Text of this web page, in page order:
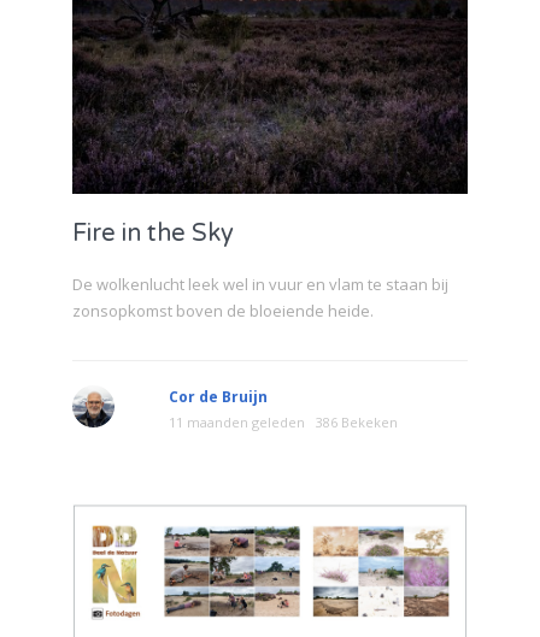
Fire in the Sky
De wolkenlucht leek wel in vuur en vlam te staan bij
zonsopkomst boven de bloeiende heide.
Cor de Bruijn
11 maanden geleden 386 Bekeken